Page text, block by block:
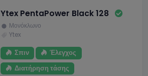
Ytex PentaPower Black 128
Μονόκλωνο
Ytex
Σπιν
Έλεγχος
Διατήρηση τάσης